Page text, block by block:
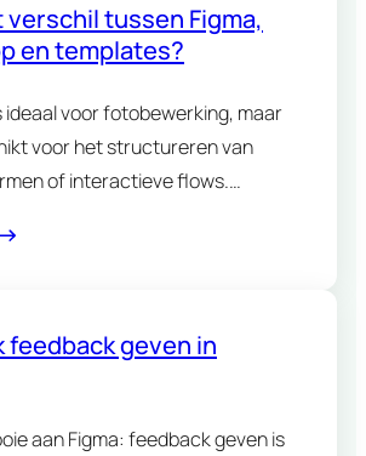
verschil tussen Figma,
en templates?
ideaal voor fotobewerking, maar
voor het structureren van
of interactieve flows.
feedback geven in
aan Figma: feedback geven is